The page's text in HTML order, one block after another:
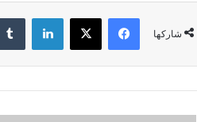
شاركها
فيسبوك X لينكدإن